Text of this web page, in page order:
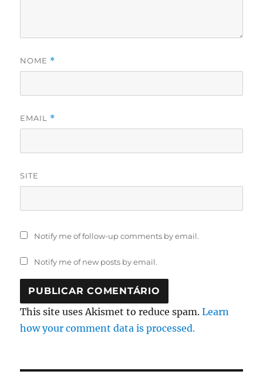
NOME *
EMAIL *
SITE
Notify me of follow-up comments by email.
Notify me of new posts by email.
This site uses Akismet to reduce spam.Learn
how your comment data is processed.